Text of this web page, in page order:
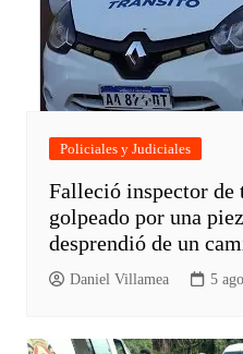
Policiales y Judiciales
Falleció inspector de
golpeado por una
desprendió de un
Daniel Villamea 5